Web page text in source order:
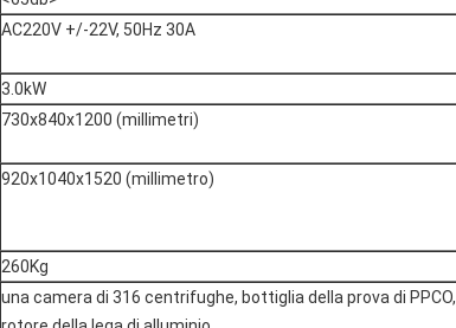
AC220V +/-22V, 50Hz 30A
3.0kW
730x840x1200 (millimetri)
920x1040x1520 (millimetro)
260Kg
una camera di 316 centrifughe, bottiglia della prova di PPCO,